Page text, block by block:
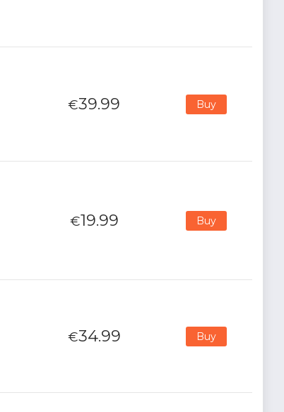
€39.99 Buy
€19.99 Buy
€34.99 Buy